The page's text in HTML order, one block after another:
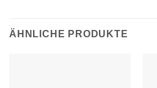
ÄHNLICHE PRODUKTE